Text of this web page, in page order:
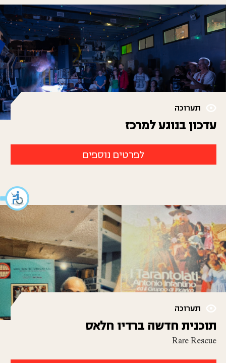
תערוכה
עדכון בנוגע למרכז
לפרטים נוספים
תערוכה
תוכנית חדשה ברדיו חלאס
Rare Rescue